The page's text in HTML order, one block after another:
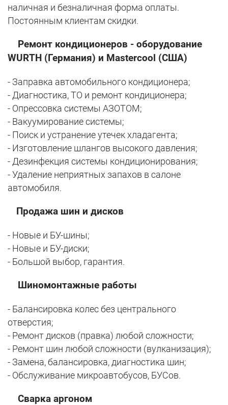
наличная и безналичная форма оплаты.
Постоянным клиентам скидки.
Ремонт кондиционеров - оборудование
WURTH (Германия) и Mastercool (США)
- Заправка автомобильного кондиционера;
- Диагностика, ТО и ремонт кондиционера;
- Опресcовка системы АЗОТОМ;
- Вакуумирование системы;
- Поиск и устранение утечек хладагента;
- Изготовление шлангов высокого давления;
- Дезинфекция системы кондиционирования;
- Удаление неприятных запахов в салоне
автомобиля.
Продажа шин и дисков
- Новые и БУ-шины;
- Новые и БУ-диски;
- Большой выбор, гарантия.
Шиномонтажные работы
- Балансировка колес без центрального
отверстия;
- Ремонт дисков (правка) любой сложности;
- Ремонт шин любой сложности (вулканизация);
- Замена, балансировка, диагностика шин;
- Обслуживание микроавтобусов, БУСов.
Сварка аргоном